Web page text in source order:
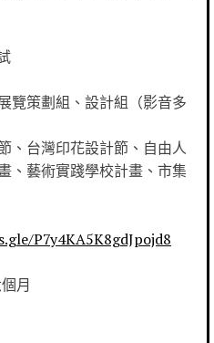
覽策劃組、設計組（影音多
、台灣印花設計節、自由人
、藝術實踐學校計畫、市集
P7y4KA5K8gdJpojd8
月